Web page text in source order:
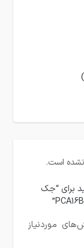
است.
برای “جک
موردنیاز